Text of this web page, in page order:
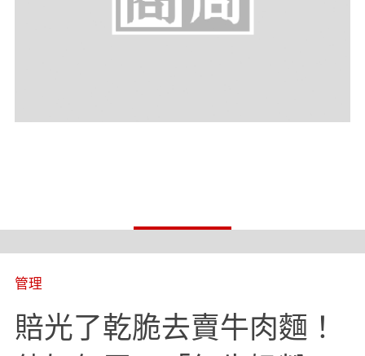
管理
賠光了乾脆去賣牛肉麵！